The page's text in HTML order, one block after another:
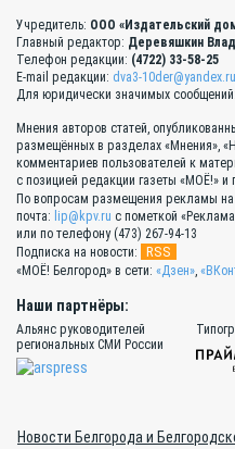
Учредитель: ООО «Издательский
Главный редактор: Деревяшкин
Телефон редакции: (4722) 33-58-25
E-mail редакции: dva3-10der@yandex.ru
Для юридически значимых сообщений:
Мнения авторов статей,
размещённых в разделах «Мнения»,
комментариев пользователей к
с позицией редакции газеты «МОЁ!» и
По вопросам размещения рекламы на
почта: lip@kpv.ru с пометкой
или по телефону (473) 267-94-13
Подписка на новости:
RSS
«МОЁ! Белгород» в сети: «Дзен»
Наши партнёры:
Альянс руководителей
региональных СМИ России
Новости Белгорода и